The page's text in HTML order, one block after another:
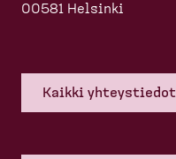
00581 Helsinki
Kaikki yhteys­tiedot